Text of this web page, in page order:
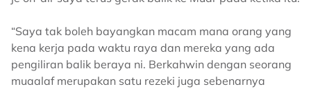
“Saya tak boleh bayangkan macam mana orang yang
kena kerja pada waktu raya dan mereka yang ada
pengiliran balik beraya ni. Berkahwin dengan seorang
muaalaf merupakan satu rezeki juga sebenarnya